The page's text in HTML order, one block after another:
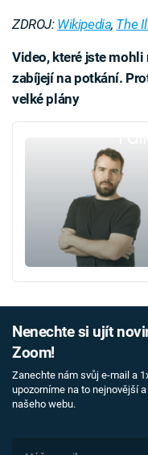
ZDROJ: Wikipedia, The
Video, které jste
zabíjejí na potkání.
velké plány
Nenechte si ujít
Zoom!
Zanechte nám svůj e-mail a
upozorníme na to nejnovější
našeho webu.